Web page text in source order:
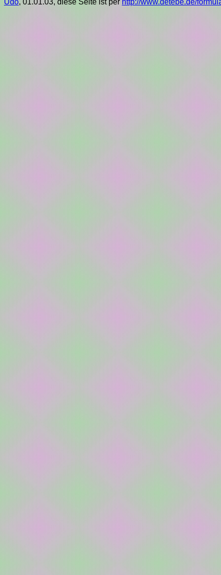
Udo, 01.01.03, diese Seite ist per http://www.detebe.de/